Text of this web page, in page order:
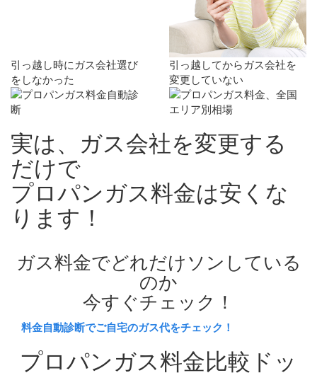
引っ越し時にガス会社選び
をしなかった
引っ越してからガス会社を
変更していない
実は、ガス会社を変更する
だけで
プロパンガス料金は安く な
ります！
ガス料金でどれだけソンしている
のか
今すぐチェック！
料金自動診断でご自宅のガス代をチェック！
プロパンガス料金比較ドッ